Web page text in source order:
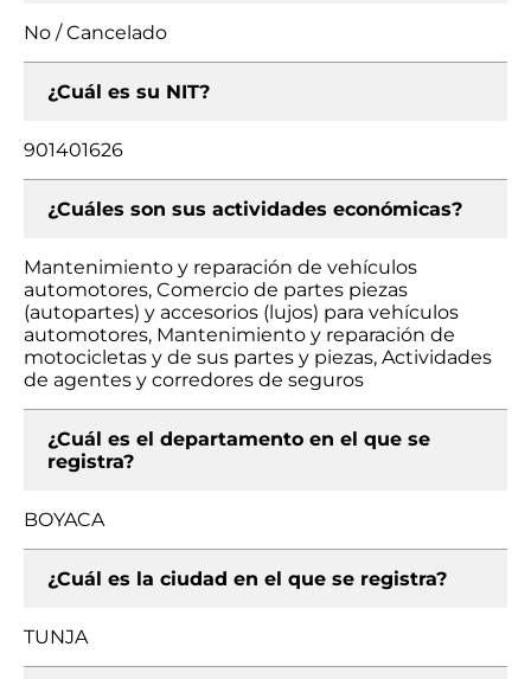
No / Cancelado
¿Cuál es su NIT?
901401626
¿Cuáles son sus actividades económicas?
Mantenimiento y reparación de vehículos
automotores, Comercio de partes piezas
(autopartes) y accesorios (lujos) para vehículos
automotores, Mantenimiento y reparación de
motocicletas y de sus partes y piezas, Actividades
de agentes y corredores de seguros
¿Cuál es el departamento en el que se
registra?
BOYACA
¿Cuál es la ciudad en el que se registra?
TUNJA